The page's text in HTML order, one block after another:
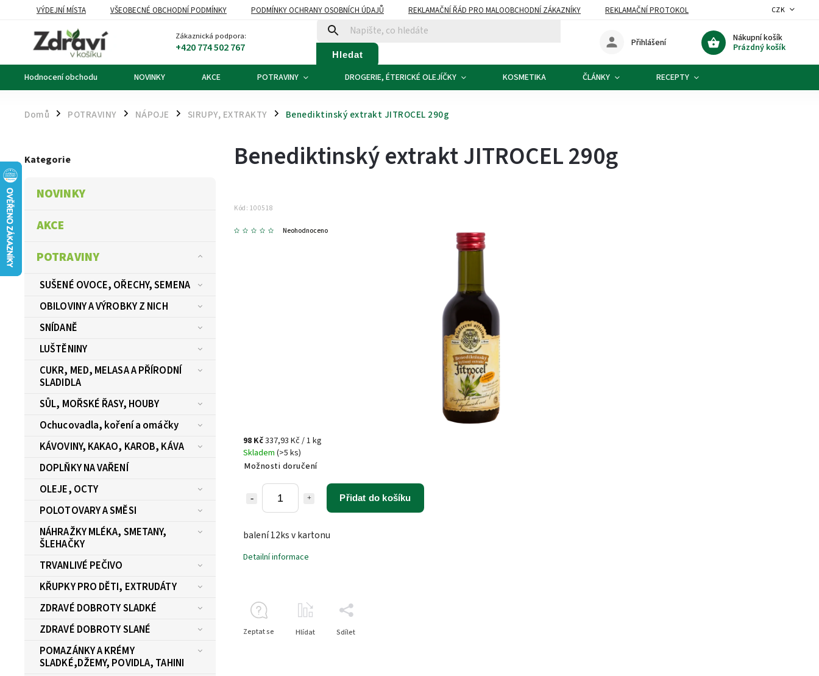
VÝDEJNÍ MÍSTA VŠEOBECNÉ OBCHODNÍ PODMÍNKY PODMÍNKY OCHRANY OSOBNÍCH ÚDAJŮ REKLAMAČNÍ ŘÁD PRO MALOOBCHODNÍ ZÁKAZNÍKY
REKLAMAČNÍ PROTOKOL
OZNÁMENÍ O ODSTOUPENÍ OD KUPNÍ SMLOUVY
KONTAKTY
CZK
Zákaznická podpora:
+420 774 502 767 Hledat
Nákupní košík
Prázdný košík
Přihlášení
Hodnocení obchodu NOVINKY AKCE POTRAVINY DROGERIE, ÉTERICKÉ OLEJÍČKY KOSMETIKA ČLÁNKY RECEPTY
Domů / POTRAVINY / NÁPOJE / SIRUPY, EXTRAKTY / Benediktinský extrakt JITROCEL 290g
Kategorie
NOVINKY
AKCE
POTRAVINY
SUŠENÉ OVOCE, OŘECHY, SEMENA
OBILOVINY A VÝROBKY Z NICH
SNÍDANĚ
LUŠTĚNINY
CUKR, MED, MELASA A PŘÍRODNÍ
SLADIDLA
SŮL, MOŘSKÉ ŘASY, HOUBY
Ochucovadla, koření a omáčky
KÁVOVINY, KAKAO, KAROB, KÁVA
DOPLŇKY NA VAŘENÍ
OLEJE, OCTY
POLOTOVARY A SMĚSI
NÁHRAŽKY MLÉKA, SMETANY,
ŠLEHAČKY
TRVANLIVÉ PEČIVO
KŘUPKY PRO DĚTI, EXTRUDÁTY
ZDRAVÉ DOBROTY SLADKÉ
ZDRAVÉ DOBROTY SLANÉ
POMAZÁNKY A KRÉMY
SLADKÉ,DŽEMY, POVIDLA, TAHINI
Benediktinský extrakt JITROCEL 290g
Kód: 100518
Neohodnoceno
98 Kč337,93 Kč / 1 kg
Skladem (>5 ks)
Možnosti doručení
Přidat do košíku
balení 12ks v kartonu
Detailní informace
Zeptat se Hlídat Sdílet